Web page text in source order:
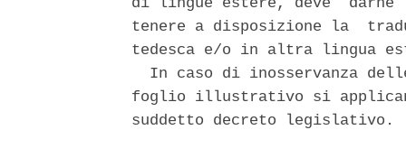
di lingue estere, deve  darne
tenere a disposizione la
tedesca e/o in altra lingua
In caso di inosservanza
foglio illustrativo si
suddetto decreto legislativo.